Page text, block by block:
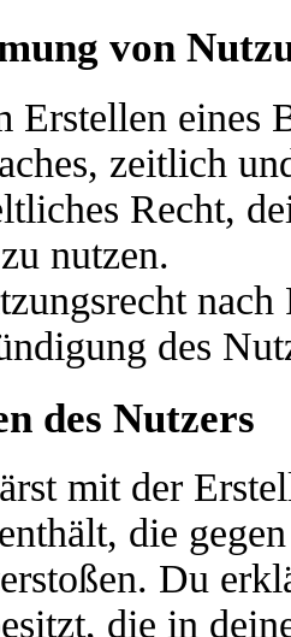
von
Erstellen eines
zeitlich
Recht,
nutzen.
des
des Nutzers
mit der
die
Du
die in